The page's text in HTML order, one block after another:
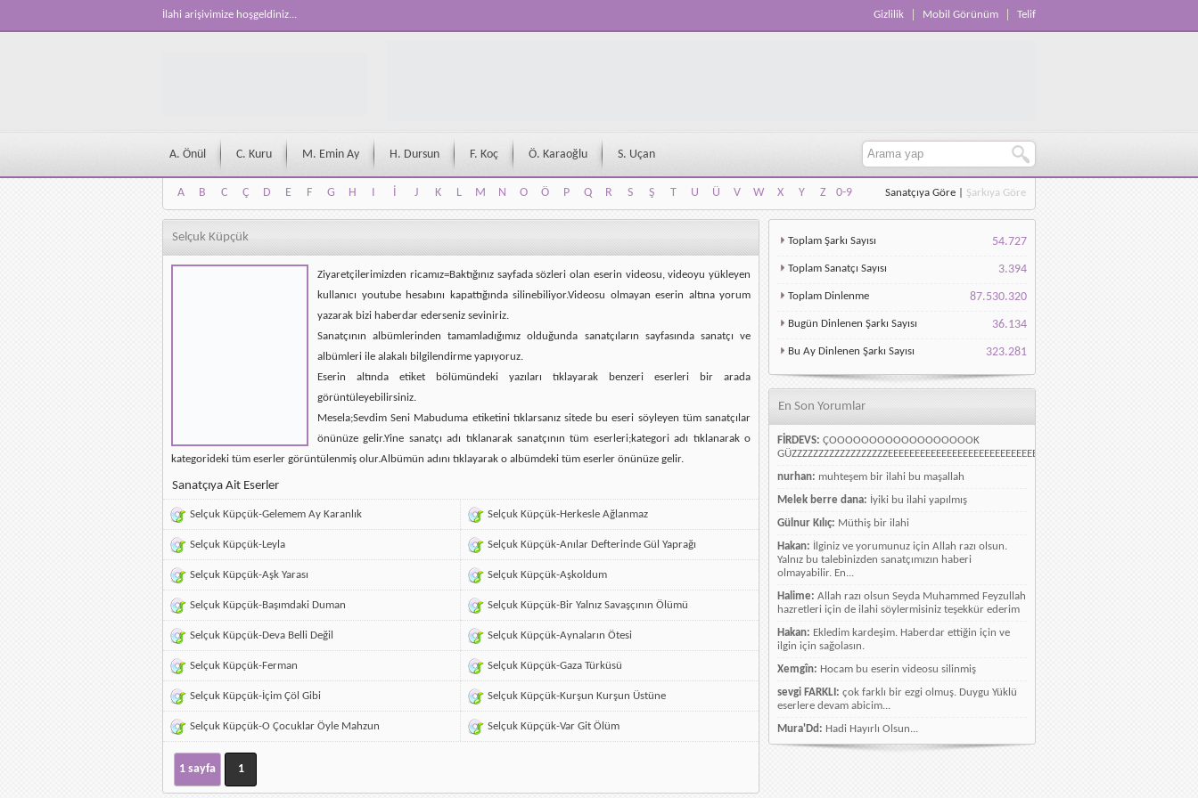
İlahi arişivimize hoşgeldiniz... Gizlilik Mobil Görünüm Telif
A. Önül C. Kuru M. Emin Ay H. Dursun F. Koç Ö. Karaoğlu S. Uçan
A B C Ç D E F G H I İ J K L M N O Ö P Q R S Ş T U Ü V W X Y Z
0-9
A
B C Ç D E F G H I İ J K L M N O Ö P Q R S Ş T U Ü V W X Y Z 0-9
Sanatçıya Göre Şarkıya Göre
Selçuk Küpçük
Ziyaretçilerimizden ricamız=Baktığınız sayfada sözleri olan eserin videosu, videoyu yükleyen
kullanıcı youtube hesabını kapattığında silinebiliyor.Videosu olmayan eserin altına yorum
yazarak bizi haberdar ederseniz seviniriz.
Sanatçının albümlerinden tamamladığımız olduğunda sanatçıların sayfasında sanatçı ve
albümleri ile alakalı bilgilendirme yapıyoruz.
Eserin altında etiket bölümündeki yazıları tıklayarak benzeri eserleri bir arada
görüntüleyebilirsiniz.
Mesela;Sevdim Seni Mabuduma etiketini tıklarsanız sitede bu eseri söyleyen tüm sanatçılar
önünüze gelir.Yine sanatçı adı tıklanarak sanatçının tüm eserleri;kategori adı tıklanarak o
kategorideki tüm eserler görüntülenmiş olur.Albümün adını tıklayarak o albümdeki tüm eserler önünüze gelir.
Sanatçıya Ait Eserler
Selçuk Küpçük-Gelemem Ay Karanlık Selçuk Küpçük-Herkesle Ağlanmaz
Selçuk Küpçük-Leyla Selçuk Küpçük-Anılar Defterinde Gül Yaprağı
Selçuk Küpçük-Aşk Yarası Selçuk Küpçük-Aşkoldum
Selçuk Küpçük-Başımdaki Duman Selçuk Küpçük-Bir Yalnız Savaşçının Ölümü
Selçuk Küpçük-Deva Belli Değil Selçuk Küpçük-Aynaların Ötesi
Selçuk Küpçük-Ferman Selçuk Küpçük-Gaza Türküsü
Selçuk Küpçük-İçim Çöl Gibi Selçuk Küpçük-Kurşun Kurşun Üstüne
Selçuk Küpçük-O Çocuklar Öyle Mahzun Selçuk Küpçük-Var Git Ölüm
1 sayfa 1
Toplam Şarkı Sayısı 54.727
Toplam Sanatçı Sayısı 3.394
Toplam Dinlenme 87.530.320
Bugün Dinlenen Şarkı Sayısı 36.134
Bu Ay Dinlenen Şarkı Sayısı 323.281
En Son Yorumlar
FİRDEVS: ÇOOOOOOOOOOOOOOOOOOK
GÜZZZZZZZZZZZZZZZZZZEEEEEEEEEEEEEEEEEEEEEEEEEEEEELLLLLLLLLLLLLLLLLLLLLLLL
nurhan: muhteşem bir ilahi bu maşallah
Melek berre dana: İyiki bu ilahi yapılmış
Gülnur Kılıç: Müthiş bir ilahi
Hakan: İlginiz ve yorumunuz için Allah razı olsun.
Yalnız bu talebinizden sanatçımızın haberi
olmayabilir. En...
Halime: Allah razı olsun Seyda Muhammed Feyzullah
hazretleri için de ilahi söylermisiniz teşekkür ederim
Hakan: Ekledim kardeşim. Haberdar ettiğin için ve
ilgin için sağolasın.
Xemgîn: Hocam bu eserin videosu silinmiş
sevgi FARKLI: çok farklı bir ezgi olmuş. Duygu Yüklü
eserlere devam abicim...
Mura'Dd: Hadi Hayırlı Olsun...